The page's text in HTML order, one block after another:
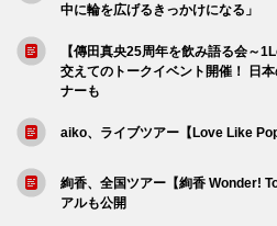
中に輪を広げるきっかけになる」
【傳田真央25周年を飲み語る会～
交えてのトークイベント開催！ 日
ナーも
aiko、ライブツアー【Love Like
絢香、全国ツアー【絢香 Wonder!
アルも公開